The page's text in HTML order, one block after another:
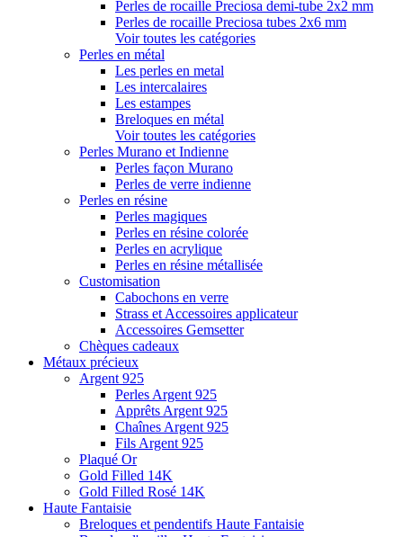
Perles de rocaille Preciosa demi-tube 2x2 mm
Perles de rocaille Preciosa tubes 2x6 mm
Voir toutes les catégories
Perles en métal
Les perles en metal
Les intercalaires
Les estampes
Breloques en métal
Voir toutes les catégories
Perles Murano et Indienne
Perles façon Murano
Perles de verre indienne
Perles en résine
Perles magiques
Perles en résine colorée
Perles en acrylique
Perles en résine métallisée
Customisation
Cabochons en verre
Strass et Accessoires applicateur
Accessoires Gemsetter
Chèques cadeaux
Métaux précieux
Argent 925
Perles Argent 925
Apprêts Argent 925
Chaînes Argent 925
Fils Argent 925
Plaqué Or
Gold Filled 14K
Gold Filled Rosé 14K
Haute Fantaisie
Breloques et pendentifs Haute Fantaisie